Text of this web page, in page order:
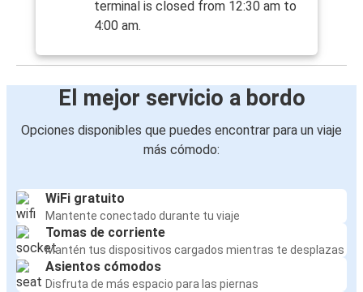
terminal is closed from 12:30 am to
4:00 am.
El mejor servicio a bordo
Opciones disponibles que puedes encontrar para un viaje
más cómodo:
WiFi gratuito
Mantente conectado durante tu viaje
Tomas de corriente
Mantén tus dispositivos cargados mientras te desplazas
Asientos cómodos
Disfruta de más espacio para las piernas